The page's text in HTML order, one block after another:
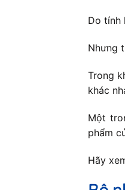
Do tính
Nhưng
Trong
khác
Một
phẩm
Hãy